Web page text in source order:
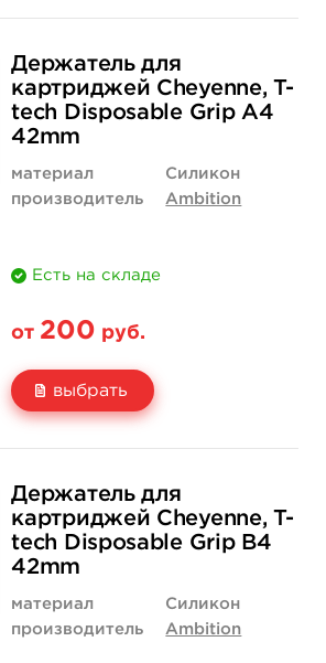
Держатель для
картриджей Cheyenne, T-
tech Disposable Grip А4
42mm
материал
Силикон
производитель
Ambition
Есть на складе
от 200 руб.
выбрать
200 руб.
купить купить
Держатель для
картриджей Cheyenne, T-
tech Disposable Grip B4
42mm
материал
Силикон
производитель
Ambition